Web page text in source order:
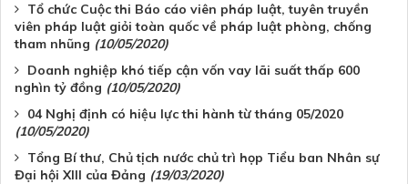
Tổ chức Cuộc thi Báo cáo viên pháp luật, tuyên truyền
viên pháp luật giỏi toàn quốc về pháp luật phòng, chống
tham nhũng (10/05/2020)
Doanh nghiệp khó tiếp cận vốn vay lãi suất thấp 600
nghìn tỷ đồng (10/05/2020)
04 Nghị định có hiệu lực thi hành từ tháng 05/2020
(10/05/2020)
Tổng Bí thư, Chủ tịch nước chủ trì họp Tiểu ban Nhân sự
Đại hội XIII của Đảng (19/03/2020)